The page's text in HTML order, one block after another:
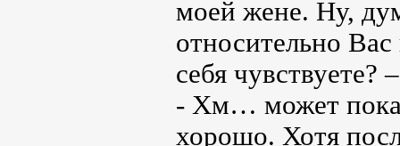
моей жене. Ну,
относительно
себя
- Хм… может
хорошо. Хотя